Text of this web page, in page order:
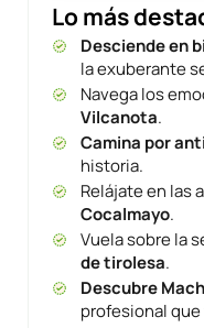
Lo más
Desciende en
la exuberante
Navega los
Vilcanota.
Camina por
historia.
Relájate en las a
Cocalmayo.
Vuela sobre la
de tirolesa.
Descubre
profesional